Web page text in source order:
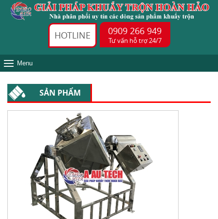
HOTLINE 0909 266 949
Tư vấn hỗ trợ 24/7
Menu
SẢN PHẨM